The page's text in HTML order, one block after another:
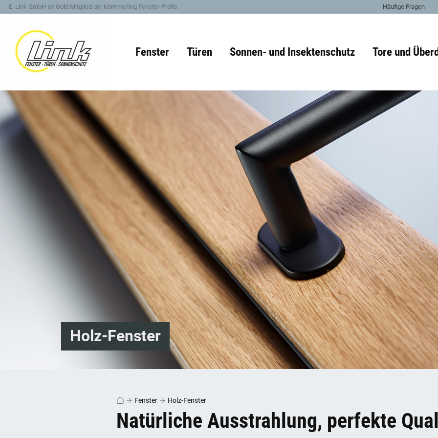
E. Link GmbH ist Gold Mitglied der Kömmerling Fenster-Profis Häufige Fragen
Fenster Türen Sonnen- und Insektenschutz Tore und
Holz-Fenster
Fenster Holz-Fenster
Natürliche Ausstrahlung, perfekte